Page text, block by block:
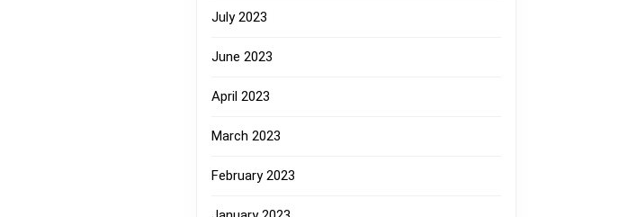
July 2023
June 2023
April 2023
March 2023
February 2023